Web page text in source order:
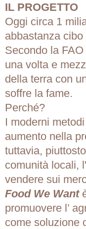
IL PROGETTO
Oggi circa 1
abbastanza
Secondo la
una volta e
della terra con
soffre la fame.
Perché?
I moderni
aumento nella
tuttavia,
comunità locali,
vendere sui
Food We Want
promuovere l’
come soluzione